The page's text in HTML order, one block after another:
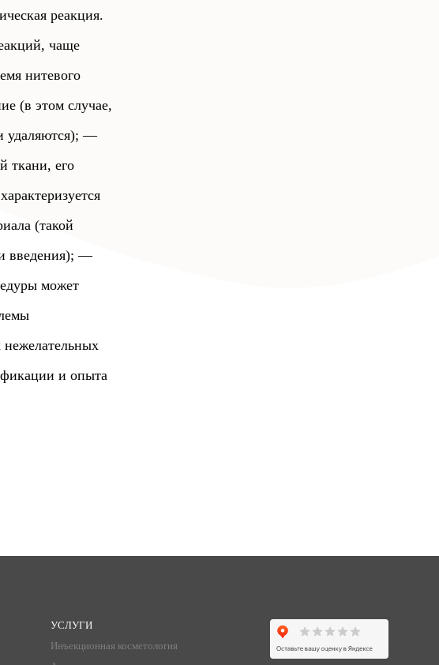
реакция.
чаще
нитевого
(в этом случае,
удаляются); —
ткани, его
(такой
введения); —
может
и опыта
УСЛУГИ
Инъекционная косметология